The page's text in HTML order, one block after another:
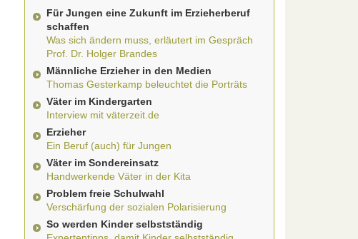
Für Jungen eine Zukunft im Erzieherberuf
schaffen
Was sich ändern muss, erläutert im Gespräch
Prof. Dr. Holger Brandes
Männliche Erzieher in den Medien
Thomas Gesterkamp beleuchtet die Porträts
Väter im Kindergarten
Interview mit väterzeit.de
Erzieher
Ein Beruf (auch) für Jungen
Väter im Sondereinsatz
Handwerkende Väter in der Kita
Problem freie Schulwahl
Verschärfung der sozialen Polarisierung
So werden Kinder selbstständig